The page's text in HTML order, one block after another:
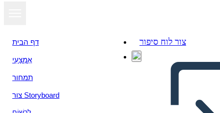
דף הבית
אֶמְצָעִי
תמחור
צור Storyboard
צור לוח סיפור